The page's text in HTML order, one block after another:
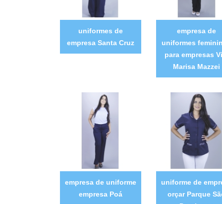
uniformes de
empresa Santa Cruz
empresa de
uniformes
para empresas
Marisa Mazzei
empresa de uniforme
empresa Poá
uniforme de
orçar Parque